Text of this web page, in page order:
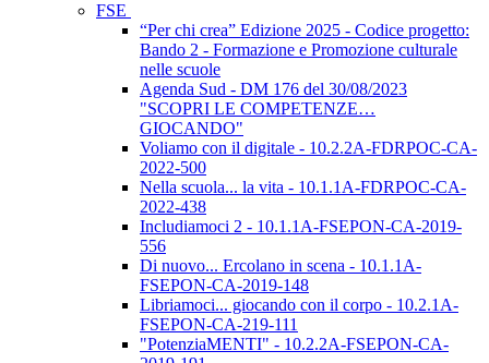
FSE
“Per chi crea” Edizione 2025 - Codice progetto:
Bando 2 - Formazione e Promozione culturale
nelle scuole
Agenda Sud - DM 176 del 30/08/2023
"SCOPRI LE COMPETENZE…
GIOCANDO"
Voliamo con il digitale - 10.2.2A-FDRPOC-CA-
2022-500
Nella scuola... la vita - 10.1.1A-FDRPOC-CA-
2022-438
Includiamoci 2 - 10.1.1A-FSEPON-CA-2019-
556
Di nuovo... Ercolano in scena - 10.1.1A-
FSEPON-CA-2019-148
Libriamoci... giocando con il corpo - 10.2.1A-
FSEPON-CA-219-111
"PotenziaMENTI" - 10.2.2A-FSEPON-CA-